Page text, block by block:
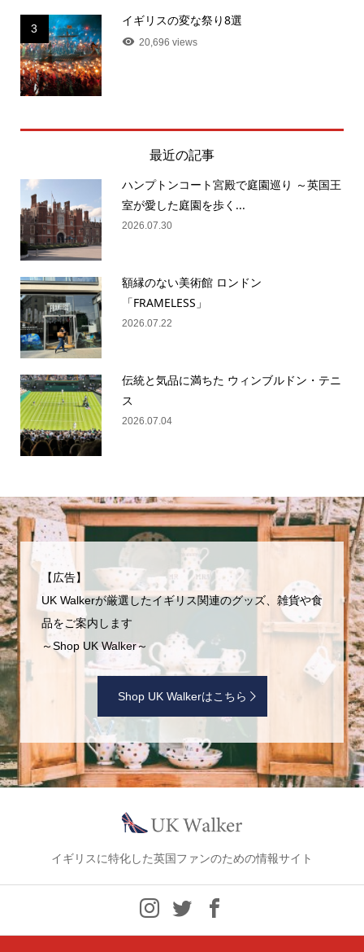
3
イギリスの変な祭り8選
20,696 views
最近の記事
ハンプトンコート宮殿で庭園巡り ～英国王
室が愛した庭園を歩く...
2026.07.30
額縁のない美術館 ロンドン
「FRAMELESS」
2026.07.22
伝統と気品に満ちた ウィンブルドン・テニ
ス
2026.07.04
【広告】
UK Walkerが厳選したイギリス関連のグッズ、雑貨や食
品をご案内します
～Shop UK Walker～
Shop UK Walkerはこちら
イギリスに特化した英国ファンのための情報サイト